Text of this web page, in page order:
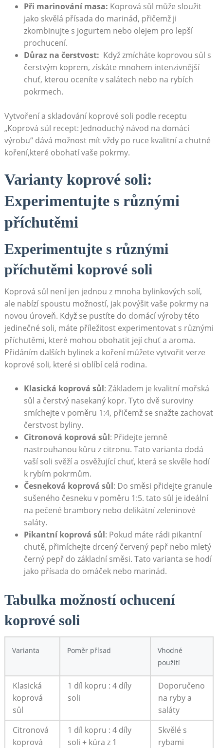
Při marinování⁤ masa: Koprová sůl může sloužit
jako skvělá přísada do ​marinád, přičemž ji
zkombinujte s jogurtem nebo olejem⁢ pro lepší
prochucení.
Důraz na čerstvost: ‍ Když zmícháte koprovou sůl s
čerstvým koprem, získáte mnohem ⁤intenzivnější
chuť, kterou ⁣oceníte v salátech⁢ nebo na⁣ rybích
pokrmech.
Vytvoření ⁣a skladování‍ koprové soli ⁣podle receptu⁢
„Koprová sůl recept: Jednoduchý návod na ‌domácí⁤
výrobu“ dává možnost mít vždy⁣ po ruce kvalitní a chutné
koření,které obohatí vaše pokrmy.
Varianty koprové soli:
Experimentujte s různými
příchutěmi
Experimentujte s různými
příchutěmi koprové soli
Koprová sůl není jen jednou z mnoha ‍bylinkových solí,
ale nabízí spoustu⁣ možností, jak povýšit ⁣vaše pokrmy na
novou‍ úroveň. ‍Když se pustíte do domácí výroby ​této
jedinečné soli, máte ‌příležitost experimentovat s různými
příchutěmi, které mohou obohatit její chuť a ⁢aroma.
Přidáním dalších bylinek a koření můžete⁢ vytvořit⁢ verze
koprové⁤ soli, které⁢ si oblíbí celá rodina.
Klasická koprová sůl: Základem je kvalitní ⁣mořská
sůl a čerstvý nasekaný kopr. Tyto dvě suroviny
smíchejte v poměru 1:4, přičemž se snažte zachovat⁢
čerstvost byliny.
Citronová koprová sůl: ‌Přidejte ‌jemně
nastrouhanou kůru z citronu. ⁤Tato varianta ⁣dodá
‍vaší soli svěží a osvěžující chuť, která se skvěle hodí
k rybím⁢ pokrmům.
Česneková koprová sůl: ‍Do ‍směsi přidejte granule
sušeného⁤ česneku v poměru 1:5.⁣ tato ⁤sůl je ideální
na⁣ pečené brambory⁤ nebo delikátní zeleninové
saláty.
Pikantní koprová sůl: Pokud⁤ máte rádi pikantní
chutě, přimíchejte drcený‌ červený ⁢pepř nebo mletý
černý pepř​ do základní směsi. Tato varianta ⁣se hodí⁣
jako přísada do omáček nebo marinád.
Tabulka možností​ ochucení
⁤koprové soli
Varianta Poměr přísad
Vhodné
použití
Klasická
koprová​
sůl
1 díl‍ kopru : ⁣4 díly
soli
Doporučeno
na ryby a
saláty
Citronová
koprová
1⁣ díl kopru ‍: 4 díly
soli + ⁣kůra z​ 1
Skvělé s
rybami